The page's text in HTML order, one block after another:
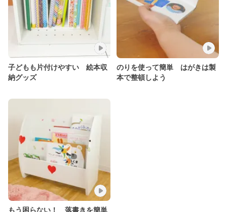
子どもも片付けやすい 絵本収
納グッズ
のりを使って簡単 はがきは製
本で整頓しよう
もう困らない！ 落書きを簡単